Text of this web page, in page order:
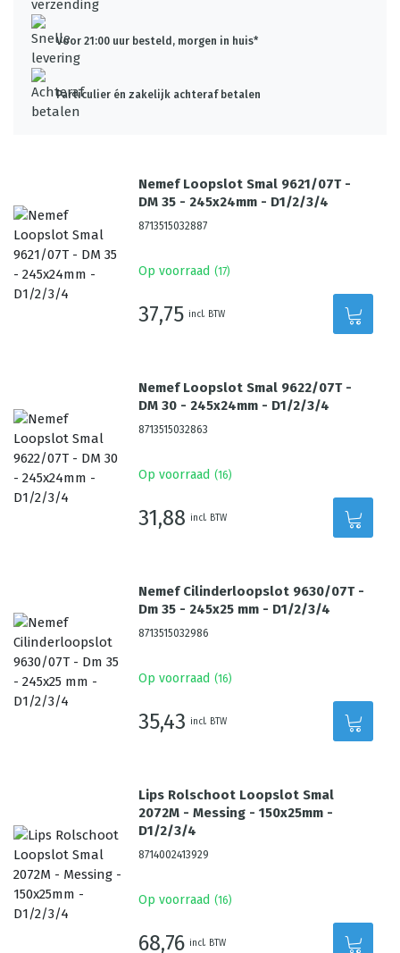
Voor 21:00 uur besteld, morgen in huis*
Particulier én zakelijk achteraf betalen
Nemef Loopslot Smal 9621/07T -
DM 35 - 245x24mm - D1/2/3/4
8713515032887
Op voorraad (17)
37,75 incl. BTW
Nemef Loopslot Smal 9622/07T -
DM 30 - 245x24mm - D1/2/3/4
8713515032863
Op voorraad (16)
31,88 incl. BTW
Nemef Cilinderloopslot 9630/07T -
Dm 35 - 245x25 mm - D1/2/3/4
8713515032986
Op voorraad (16)
35,43 incl. BTW
Lips Rolschoot Loopslot Smal
2072M - Messing - 150x25mm -
D1/2/3/4
8714002413929
Op voorraad (16)
68,76 incl. BTW